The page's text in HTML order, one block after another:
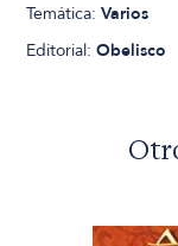
Temática:Varios
Editorial:Obelisco